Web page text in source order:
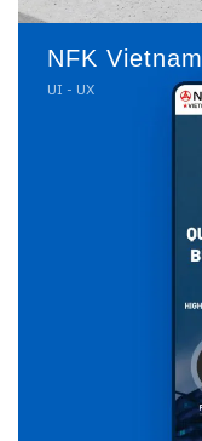
NFK Vietnam
UI - UX